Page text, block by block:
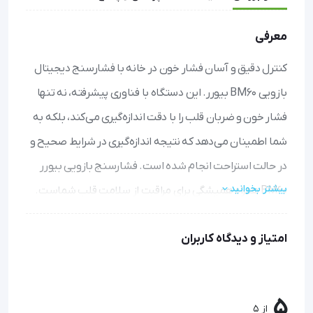
معرفی
کنترل دقیق و آسان فشار خون در خانه با فشارسنج دیجیتال
بازویی BM60 بیورر. این دستگاه با فناوری پیشرفته، نه تنها
فشار خون و ضربان قلب را با دقت اندازه‌گیری می‌کند، بلکه به
شما اطمینان می‌دهد که نتیجه اندازه‌گیری در شرایط صحیح و
در حالت استراحت انجام شده است. فشارسنج بازویی بیورر
BM60 همراه همیشگی برای مراقبت از سلامت قلب شماست.
زمان اندازه‌گیری در حالت آرامش کافی بوده‌اید یا نیاز است
بی‌نظمی در ضربان قلب آگاه می‌سازد تا بتوانید سریع‌تر با
بیشتر بخوانید
امتیاز و دیدگاه کاربران
از 5